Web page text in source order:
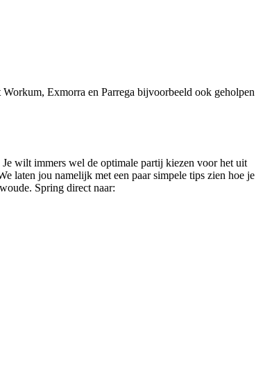
Exmorra en Parrega bijvoorbeeld ook geholpen
wilt immers wel de optimale partij kiezen voor het uit
laten jou namelijk met een paar simpele tips zien hoe je
Spring direct naar: